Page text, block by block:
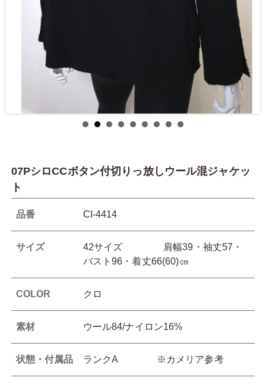
07PシロCCボタン付切りっ放しウール混ジャケッ
ト
品番 CI-4414
サイズ
42サイズ 肩幅39・袖丈57・
バスト96・着丈66(60)㎝
COLOR クロ
素材 ウール84/ナイロン16%
状態・付属品 ランクA ※カメリア参考